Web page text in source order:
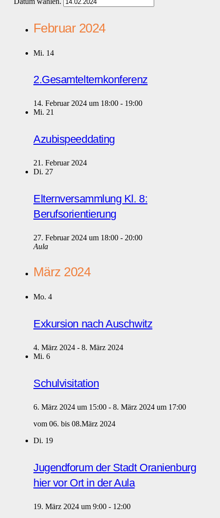
Februar 2024
Mi. 14
2.Gesamtelternkonferenz
14. Februar 2024 um 18:00 - 19:00
Mi. 21
Azubispeeddating
21. Februar 2024
Di. 27
Elternversammlung Kl. 8:
Berufsorientierung
27. Februar 2024 um 18:00 - 20:00
Aula
März 2024
Mo. 4
Exkursion nach Auschwitz
4. März 2024 - 8. März 2024
Mi. 6
Schulvisitation
6. März 2024 um 15:00 - 8. März 2024 um 17:00
vom 06. bis 08.März 2024
Di. 19
Jugendforum der Stadt Oranienburg
hier vor Ort in der Aula
19. März 2024 um 9:00 - 12:00